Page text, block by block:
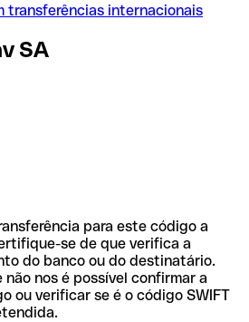
transferências internacionais
SA
para este código a
se de que verifica a
do banco ou do destinatário.
nos é possível confirmar a
ou verificar se é o código SWIFT